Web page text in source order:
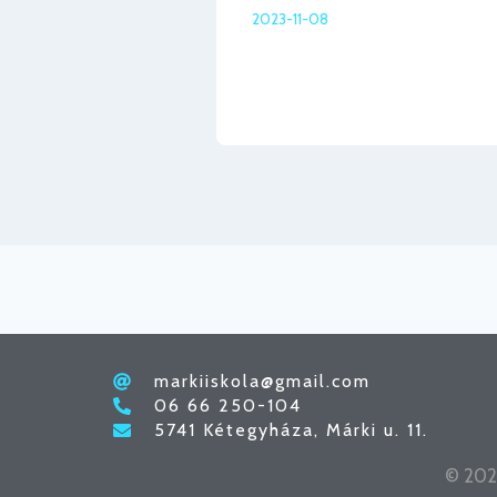
2023-11-08
markiiskola@gmail.com
06 66 250-104
5741 Kétegyháza, Márki u. 11.
©